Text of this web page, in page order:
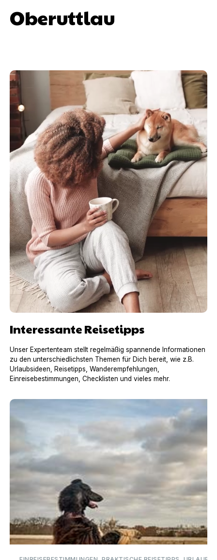
Oberuttlau
Interessante Reisetipps
Unser Expertenteam stellt regelmäßig spannende Informationen
zu den unterschiedlichsten Themen für Dich bereit, wie z.B.
Urlaubsideen, Reisetipps, Wanderempfehlungen,
Einreisebestimmungen, Checklisten und vieles mehr.
Urlaub mit Hund in Frankreich